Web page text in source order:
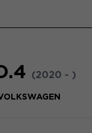
(2020 - )